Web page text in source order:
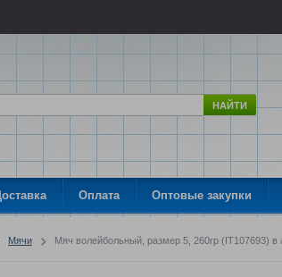
НАЙТИ
Оплата Оптовые закупки
Мячи Мяч волейбольный, размер 5, 260гр (IT107693) в